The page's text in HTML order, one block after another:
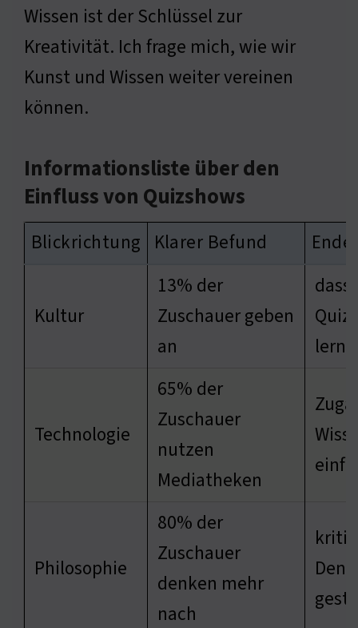
Wissen ist der Schlüssel zur
Kreativität. Ich frage mich, wie wir
Kunst und Wissen weiter vereinen
können.
Informationsliste über den
Einfluss von Quizshows
Blickrichtung Klarer Befund
Kultur
13% der
Zuschauer geben
an
dass
Technologie
65% der
Zuschauer
nutzen
Mediatheken
Philosophie
80% der
Zuschauer
denken mehr
nach